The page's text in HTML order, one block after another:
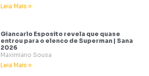
Leia Mais »
Giancarlo Esposito revela que quase
entrou para o elenco de Superman | Sana
2026
Maximiano Sousa
Leia Mais »